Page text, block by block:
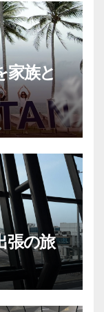
家族と
張の旅